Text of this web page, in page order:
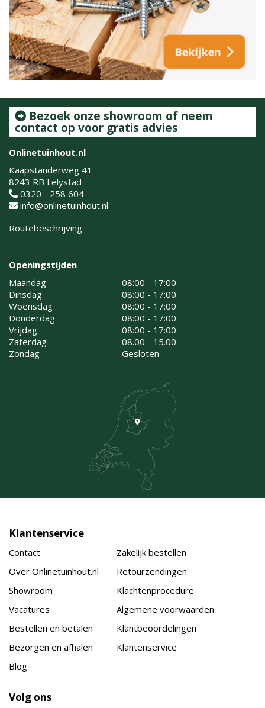
Bezoek onze showroom of neem
contact op voor gratis advies
Onlinetuinhout.nl
Kaapstanderweg 41
8243 RB Lelystad
0320 - 258 604
info@onlinetuinhout.nl
Routebeschrijving
Openingstijden
Maandag
08:00 - 17:00
Dinsdag
08:00 - 17:00
Woensdag
08:00 - 17:00
Donderdag
08:00 - 17:00
Vrijdag
08:00 - 17:00
Zaterdag
08.00 - 15.00
Zondag
Gesloten
Klantenservice
Contact
Over Onlinetuinhout.nl
Showroom
Vacatures
Bestellen en betalen
Bezorgen en afhalen
Blog
Zakelijk bestellen
Retourzendingen
Klachtenprocedure
Algemene voorwaarden
Klantbeoordelingen
Klantenservice
Volg ons